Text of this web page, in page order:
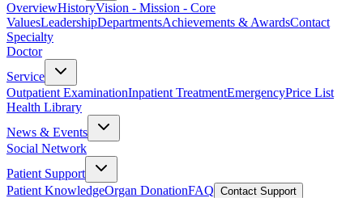
OverviewHistoryVision - Mission - Core
ValuesLeadershipDepartmentsAchievements & AwardsContact
Specialty
Doctor
Service
Outpatient ExaminationInpatient TreatmentEmergencyPrice List
Health Library
News & Events
Social Network
Patient Support
Patient KnowledgeOrgan DonationFAQ Contact Support